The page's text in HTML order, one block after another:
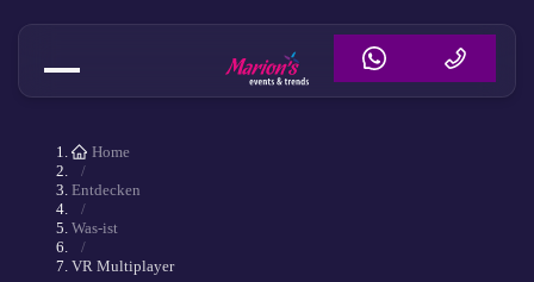
Home
/
Entdecken
/
Was-ist
/
VR Multiplayer